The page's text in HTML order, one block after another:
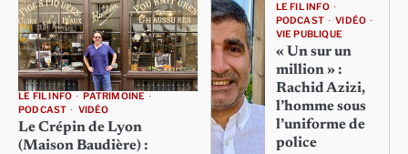
LE FIL INFO
PATRIMOINE
PODCAST
VIDÉO
Le Crépin de Lyon
(Maison Baudière) :
LE FIL INFO
PODCAST
VIDÉO
VIE PUBLIQUE
« Un sur un
million » :
Rachid Azizi,
l’homme sous
l’uniforme de
police